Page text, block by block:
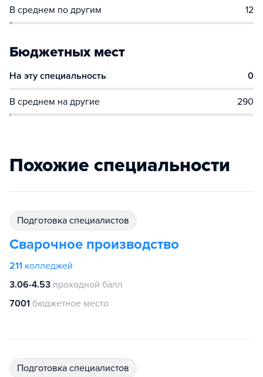
В среднем по другим 12
Бюджетных мест
На эту специальность 0
В среднем на другие 290
Похожие специальности
подготовка специалистов
Сварочное производство
211 колледжей
3.06-4.53 проходной балл
7001 бюджетное место
подготовка специалистов